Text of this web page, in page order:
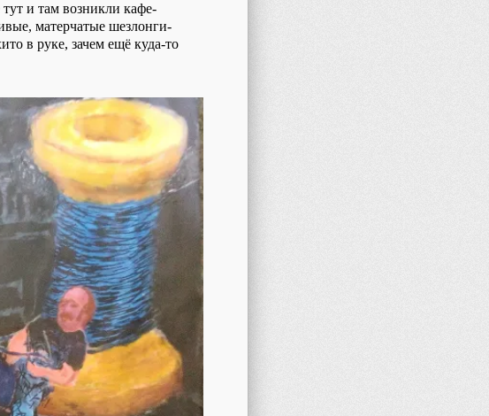
и там возникли кафе-
матерчатые шезлонги-
в руке, зачем ещё куда-то